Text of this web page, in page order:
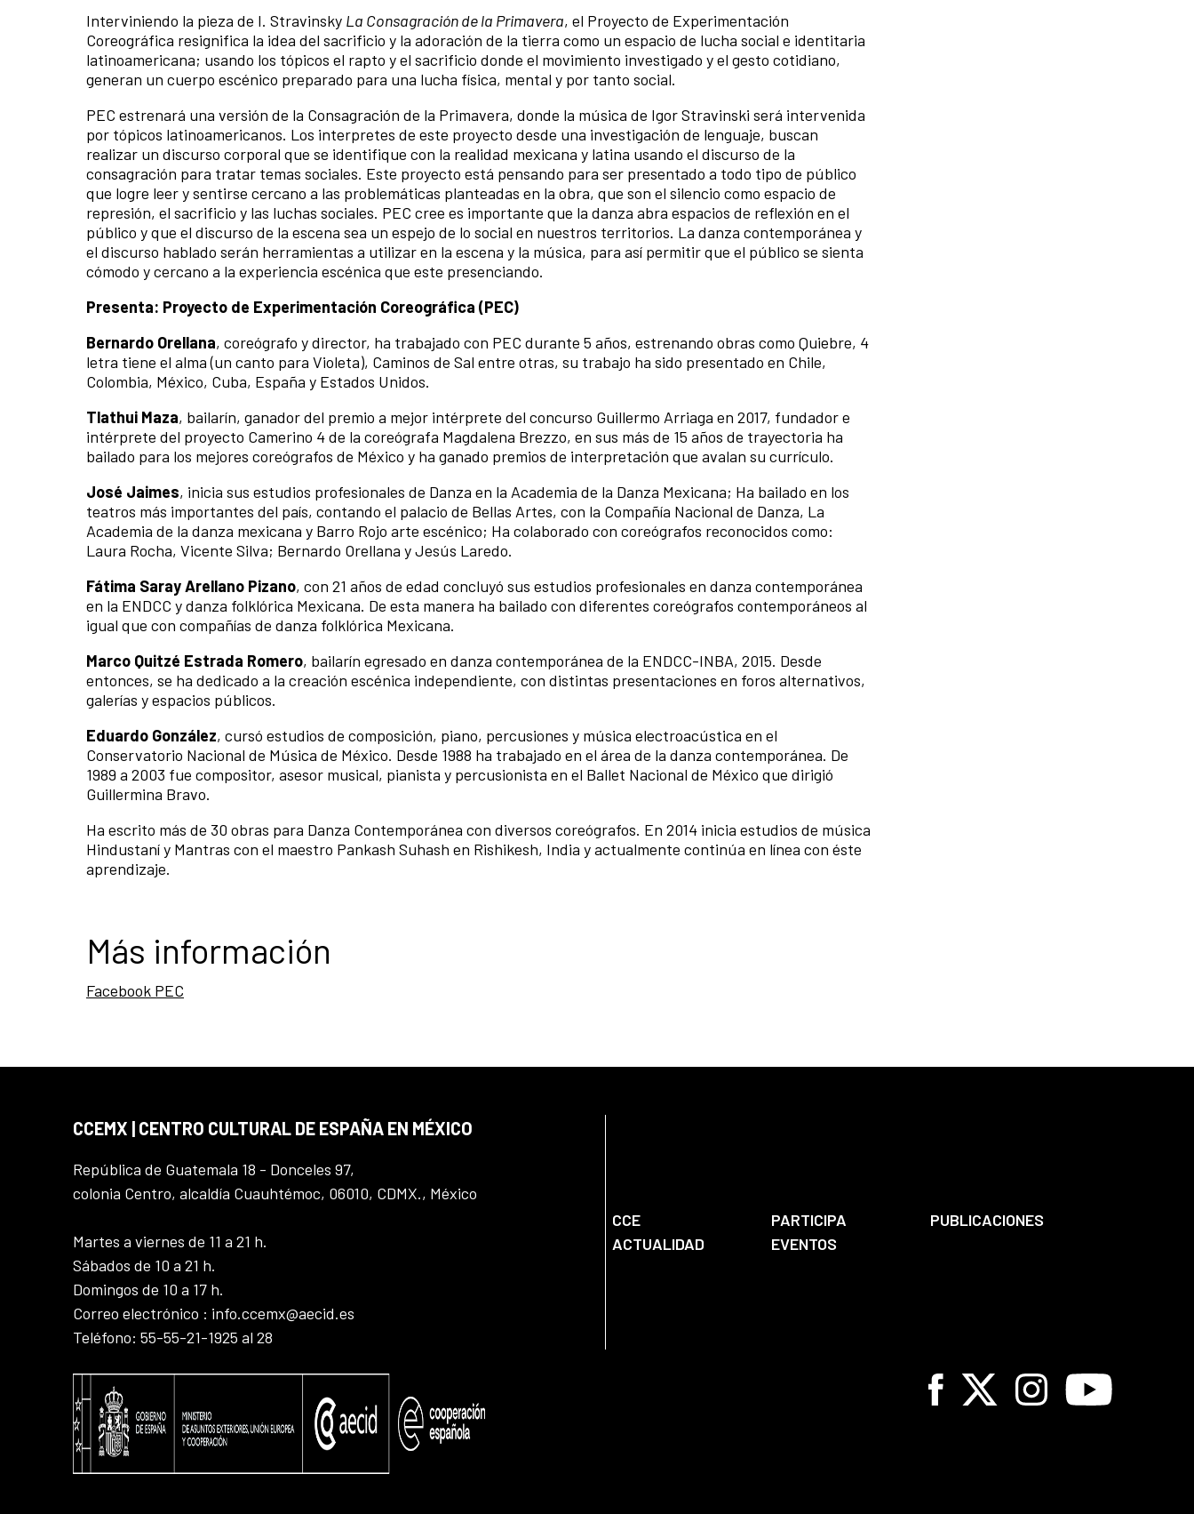
Interviniendo la pieza de I. Stravinsky La Consagración de la Primavera, el Proyecto de Experimentación
Coreográfica resignifica la idea del sacrificio y la adoración de la tierra como un espacio de lucha social e identitaria
latinoamericana; usando los tópicos el rapto y el sacrificio donde el movimiento investigado y el gesto cotidiano,
generan un cuerpo escénico preparado para una lucha física, mental y por tanto social.
PEC estrenará una versión de la Consagración de la Primavera, donde la música de Igor Stravinski será intervenida
por tópicos latinoamericanos. Los interpretes de este proyecto desde una investigación de lenguaje, buscan
realizar un discurso corporal que se identifique con la realidad mexicana y latina usando el discurso de la
consagración para tratar temas sociales. Este proyecto está pensando para ser presentado a todo tipo de público
que logre leer y sentirse cercano a las problemáticas planteadas en la obra, que son el silencio como espacio de
represión, el sacrificio y las luchas sociales. PEC cree es importante que la danza abra espacios de reflexión en el
público y que el discurso de la escena sea un espejo de lo social en nuestros territorios. La danza contemporánea y
el discurso hablado serán herramientas a utilizar en la escena y la música, para así permitir que el público se sienta
cómodo y cercano a la experiencia escénica que este presenciando.
Presenta: Proyecto de Experimentación Coreográfica (PEC)
Bernardo Orellana, coreógrafo y director, ha trabajado con PEC durante 5 años, estrenando obras como Quiebre, 4
letra tiene el alma (un canto para Violeta), Caminos de Sal entre otras, su trabajo ha sido presentado en Chile,
Colombia, México, Cuba, España y Estados Unidos.
Tlathui Maza, bailarín, ganador del premio a mejor intérprete del concurso Guillermo Arriaga en 2017, fundador e
intérprete del proyecto Camerino 4 de la coreógrafa Magdalena Brezzo, en sus más de 15 años de trayectoria ha
bailado para los mejores coreógrafos de México y ha ganado premios de interpretación que avalan su currículo.
José Jaimes, inicia sus estudios profesionales de Danza en la Academia de la Danza Mexicana; Ha bailado en los
teatros más importantes del país, contando el palacio de Bellas Artes, con la Compañía Nacional de Danza, La
Academia de la danza mexicana y Barro Rojo arte escénico; Ha colaborado con coreógrafos reconocidos como:
Laura Rocha, Vicente Silva; Bernardo Orellana y Jesús Laredo.
Fátima Saray Arellano Pizano, con 21 años de edad concluyó sus estudios profesionales en danza contemporánea
en la ENDCC y danza folklórica Mexicana. De esta manera ha bailado con diferentes coreógrafos contemporáneos al
igual que con compañías de danza folklórica Mexicana.
Marco Quitzé Estrada Romero, bailarín egresado en danza contemporánea de la ENDCC-INBA, 2015. Desde
entonces, se ha dedicado a la creación escénica independiente, con distintas presentaciones en foros alternativos,
galerías y espacios públicos.
Eduardo González, cursó estudios de composición, piano, percusiones y música electroacústica en el
Conservatorio Nacional de Música de México. Desde 1988 ha trabajado en el área de la danza contemporánea. De
1989 a 2003 fue compositor, asesor musical, pianista y percusionista en el Ballet Nacional de México que dirigió
Guillermina Bravo.
Ha escrito más de 30 obras para Danza Contemporánea con diversos coreógrafos. En 2014 inicia estudios de música
Hindustaní y Mantras con el maestro Pankash Suhash en Rishikesh, India y actualmente continúa en línea con éste
aprendizaje.
Más información
Facebook PEC
CCEMX | CENTRO CULTURAL DE ESPAÑA EN MÉXICO
República de Guatemala 18 - Donceles 97,
colonia Centro, alcaldía Cuauhtémoc, 06010, CDMX., México
Martes a viernes de 11 a 21 h.
Sábados de 10 a 21 h.
Domingos de 10 a 17 h.
Correo electrónico : info.ccemx@aecid.es
Teléfono: 55-55-21-1925 al 28
CCE PARTICIPA
PUBLICACIONES
ACTUALIDAD
EVENTOS
Facebook
X InstagramYoutube